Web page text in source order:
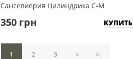
Сансевиерия Цилиндрика С-М
350 грн КУПИТЬ
1 2 3 > >|